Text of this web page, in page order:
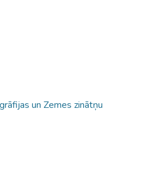
un Zemes zinātņu